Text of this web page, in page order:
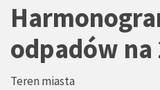
odpadów na
Teren miasta